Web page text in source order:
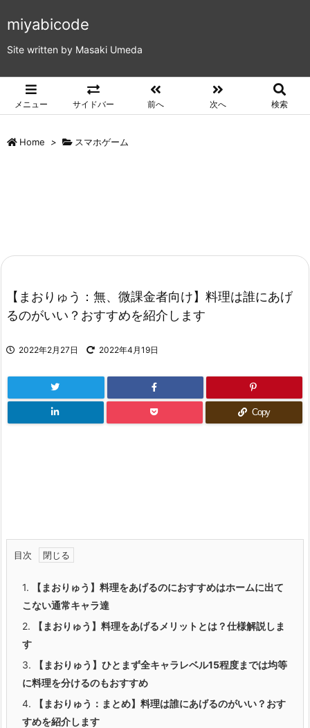
miyabicode
Site written by Masaki Umeda
メニュー サイドバー 前へ 次へ 検索
Home > スマホゲーム
【まおりゅう：無、微課金者向け】料理は誰にあげ
るのがいい？おすすめを紹介します
2022年2月27日 2022年4月19日
Copy
目次
1.
【まおりゅう】料理をあげるのにおすすめはホームに出て
こない通常キャラ達
2.
【まおりゅう】料理をあげるメリットとは？仕様解説しま
す
3.
【まおりゅう】ひとまず全キャラレベル15程度までは均等
に料理を分けるのもおすすめ
4.
【まおりゅう：まとめ】料理は誰にあげるのがいい？おす
すめを紹介します